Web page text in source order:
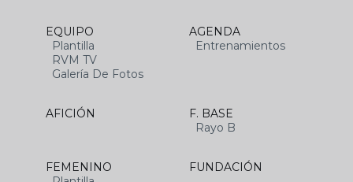
EQUIPO
Plantilla
RVM TV
Galería De Fotos
AGENDA
Entrenamientos
AFICIÓN
F. BASE
Rayo B
FEMENINO
FUNDACIÓN